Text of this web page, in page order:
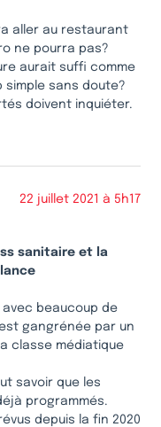
aller au restaurant
ne pourra pas?
aurait suffi comme
sans doute?
doivent inquiéter.
22 juillet 2021 à 5h17
sanitaire et la
avec beaucoup de
gangrénée par un
classe médiatique
savoir que les
programmés.
depuis la fin 2020